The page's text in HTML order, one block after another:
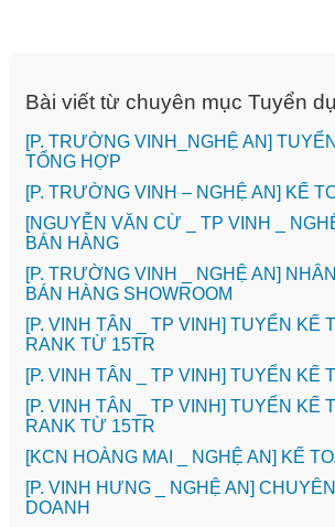
Bài viết từ chuyên mục Tuyển
[P. TRƯỜNG VINH_NGHỆ AN]
TỔNG HỢP
[P. TRƯỜNG VINH – NGHỆ AN] KẾ
[NGUYỄN VĂN CỪ _ TP VINH _
BÁN HÀNG
[P. TRƯỜNG VINH _ NGHỆ AN]
BÁN HÀNG SHOWROOM
[P. VINH TÂN _ TP VINH] TUYỂN KẾ
RANK TỪ 15TR
[P. VINH TÂN _ TP VINH] TUYỂN KẾ
[P. VINH TÂN _ TP VINH] TUYỂN KẾ
RANK TỪ 15TR
️[KCN HOÀNG MAI _ NGHỆ AN] KẾ
️[P. VINH HƯNG _ NGHỆ AN]
DOANH